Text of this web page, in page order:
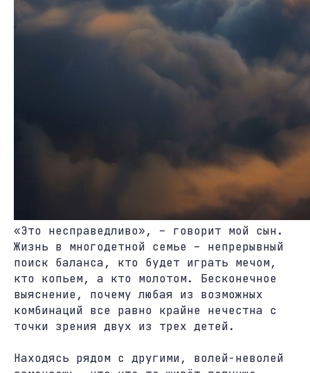
«Это несправедливо», – говорит мой сын.
Жизнь в многодетной семье – непрерывный
поиск баланса, кто будет играть мечом,
кто копьем, а кто молотом. Бесконечное
выяснение, почему любая из возможных
комбинаций все равно крайне нечестна с
точки зрения двух из трех детей.
Находясь рядом с другими, волей-неволей